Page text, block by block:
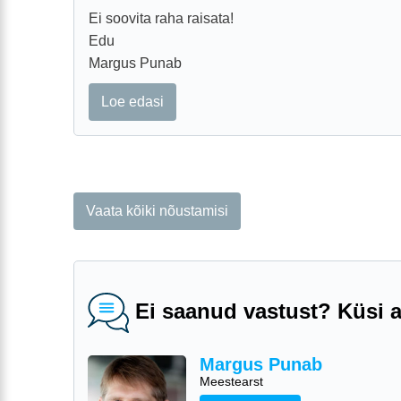
Ei soovita raha raisata!
Edu
Margus Punab
Loe edasi
Vaata kõiki nõustamisi
Ei saanud vastust? Küsi
Margus Punab
Meestearst